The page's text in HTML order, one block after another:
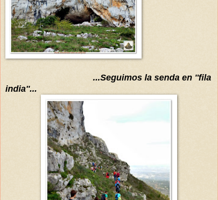
...Seguimos la senda en ''fila
india''...